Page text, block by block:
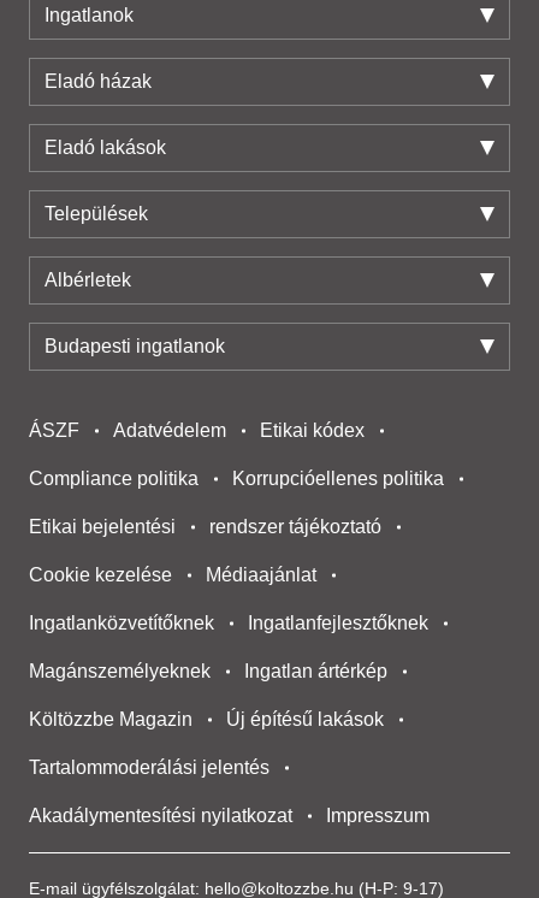
Ingatlanok
Eladó házak
Eladó lakások
Települések
Albérletek
Budapesti ingatlanok
E-mail ügyfélszolgálat: hello@koltozzbe.hu (H-P: 9-17)
ÁSZF Adatvédelem Etikai kódex
Compliance politika Korrupcióellenes politika
Etikai bejelentési rendszer tájékoztató
Cookie kezelése Médiaajánlat
Ingatlanközvetítőknek Ingatlanfejlesztőknek
Magánszemélyeknek Ingatlan ártérkép
Költözzbe Magazin Új építésű lakások
Tartalommoderálási jelentés
Akadálymentesítési nyilatkozat Impresszum